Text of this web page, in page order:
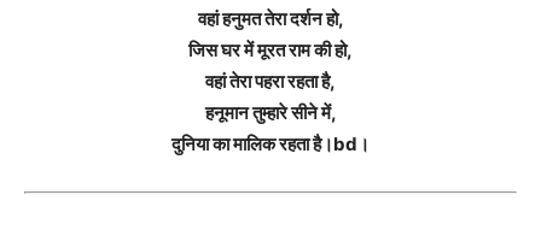
वहां हनुमत तेरा दर्शन हो,
जिस घर में मूरत राम की हो,
वहां तेरा पहरा रहता है,
हनूमान तुम्हारे सीने में,
दुनिया का मालिक रहता है।bd।